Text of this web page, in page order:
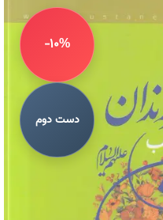
-10%
دست دوم